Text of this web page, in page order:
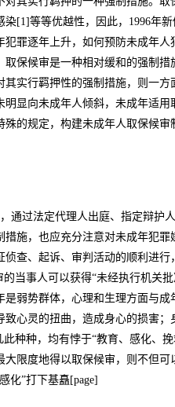
[1]等等优越性，因此，1996年
罪逐年上升，如何预防未成年
保候审是一种相对缓和的强制
实行羁押性的强制措施，则一
显向未成年人倾斜，未成年适
的规定，构建未成年人取保候
通过法定代理人出庭、指定辩护
施，也应充分注意对未成年犯
查、起诉、审判活动的顺利进行
当事人可以获得“未经执行机关
弱势群体，心理和生理方面与
心灵的扭曲，造成身心的损害
种种，均有悖于“教育、感化、
限度地得以取保候审，则不但
化”打下基矗[page]